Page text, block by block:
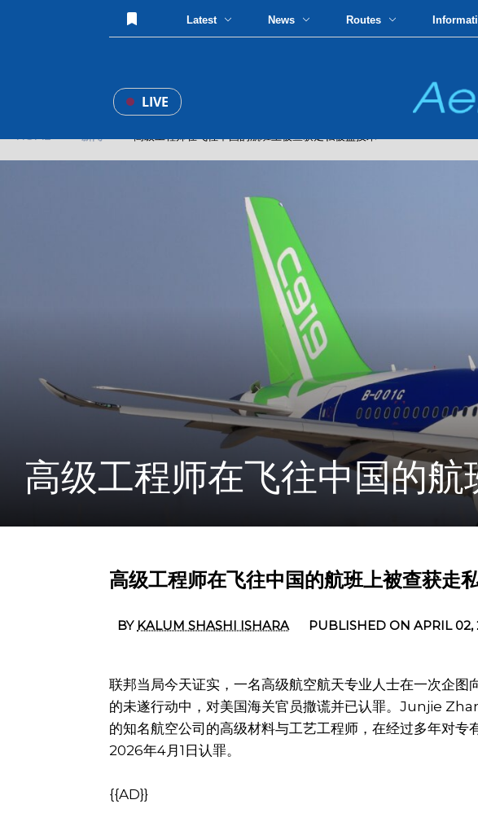
Latest News Routes
LIVE
高级工程师在飞往中国的
高级工程师在飞往中国的航班上被查获走
BY KALUM SHASHI ISHARA PUBLISHED ON APRIL 02,
联邦当局今天证实，一名高级航空航天专业人士在一次企图
的未遂行动中，对美国海关官员撒谎并已认罪。Junjie
的知名航空公司的高级材料与工艺工程师，在经过多年对专
2026年4月1日认罪。
{{AD}}